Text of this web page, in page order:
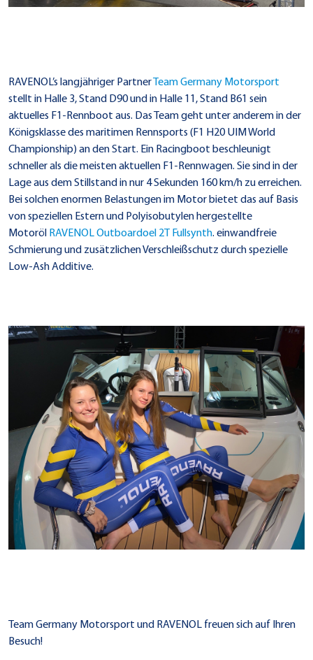
RAVENOL’s langjähriger PartnerTeam Germany Motorsport
stellt in Halle 3, Stand D90 und in Halle 11, Stand B61 sein
aktuelles F1-Rennboot aus. Das Team geht unter anderem in der
Königsklasse des maritimen Rennsports (F1 H20 UIM World
Championship) an den Start. Ein Racingboot beschleunigt
schneller als die meisten aktuellen F1-Rennwagen. Sie sind in der
Lage aus dem Stillstand in nur 4 Sekunden 160 km/h zu erreichen.
Bei solchen enormen Belastungen im Motor bietet das auf Basis
von speziellen Estern und Polyisobutylen hergestellte
Motoröl RAVENOL Outboardoel 2T Fullsynth. einwandfreie
Schmierung und zusätzlichen Verschleißschutz durch spezielle
Low-Ash Additive.
Team Germany Motorsport und RAVENOL freuen sich auf Ihren
Besuch!